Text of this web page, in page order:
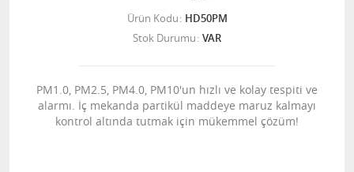
Ürün Kodu HD50PM
Stok Durumu VAR
PM1.0, PM2.5, PM4.0, PM10'un hızlı ve kolay tespiti ve
alarmı. İç mekanda partikül maddeye maruz kalmayı
kontrol altında tutmak için mükemmel çözüm!